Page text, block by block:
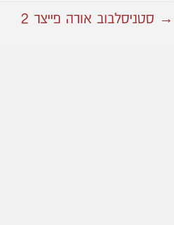
→ סטניסלבוב אורה פייצר 2